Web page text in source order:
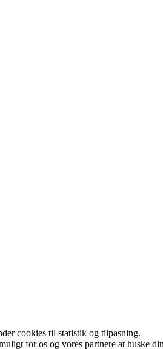
cookies til statistik og tilpasning.
for os og vores partnere at huske